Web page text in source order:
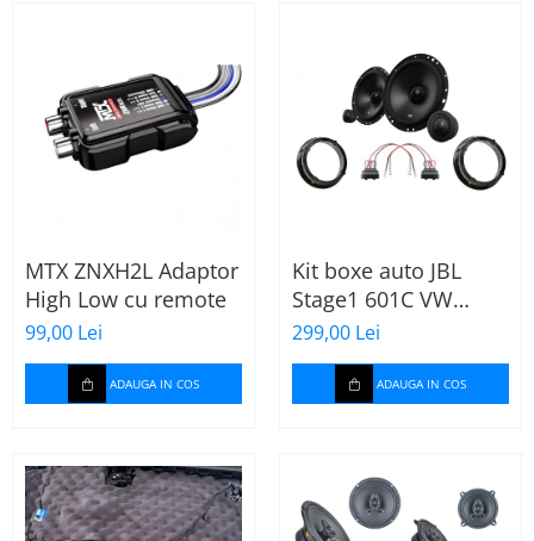
MTX ZNXH2L Adaptor
High Low cu remote
99,00 Lei
ADAUGA IN COS
Kit boxe auto JBL
Stage1 601C VW
Passat B6 spate
299,00 Lei
ADAUGA IN COS